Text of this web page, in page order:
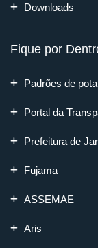
Downloads
Fique por
Padrões de
Portal da
Prefeitura de
Fujama
ASSEMAE
Aris